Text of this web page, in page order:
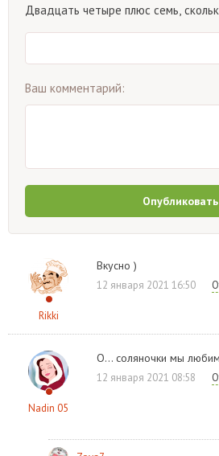
Двадцать четыре плюс семь,
Ваш комментарий:
Опубликовать
Rikki
Вкусно )
12 января 2021 16:50
Nadin 05
О... соляночки мы
12 января 2021 08:58